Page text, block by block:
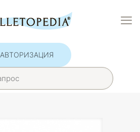
АВТОРИЗАЦИЯ